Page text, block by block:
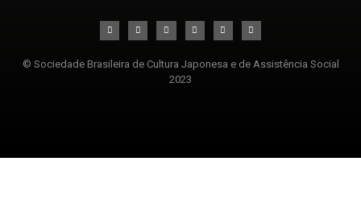
© Sociedade Brasileira de Cultura Japonesa e de Assistência Social
2023